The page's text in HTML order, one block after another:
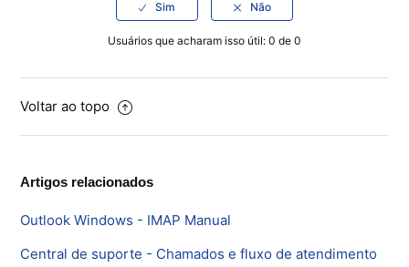
Usuários que acharam isso útil: 0 de 0
Voltar ao topo
Artigos relacionados
Outlook Windows - IMAP Manual
Central de suporte - Chamados e fluxo de atendimento